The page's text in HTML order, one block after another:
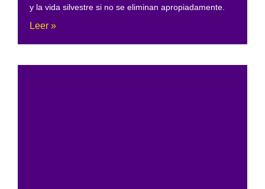
y la vida silvestre si no se eliminan apropiadamente.
Leer »